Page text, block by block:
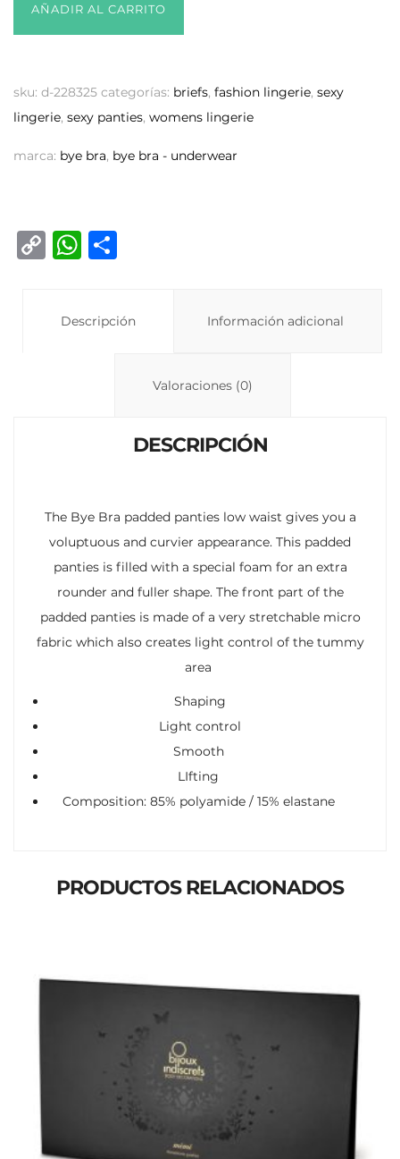
AÑADIR AL CARRITO
sku: d-228325 categorías: briefs, fashion lingerie, sexy
lingerie, sexy panties, womens lingerie
marca: bye bra, bye bra - underwear
C
W
s
p
Descripción Información adicional
Valoraciones (0)
DESCRIPCIÓN
The Bye Bra padded panties low waist gives you a
voluptuous and curvier appearance. This padded
panties is filled with a special foam for an extra
rounder and fuller shape. The front part of the
padded panties is made of a very stretchable micro
fabric which also creates light control of the tummy
area
Shaping
Light control
Smooth
LIfting
Composition: 85% polyamide / 15% elastane
PRODUCTOS RELACIONADOS